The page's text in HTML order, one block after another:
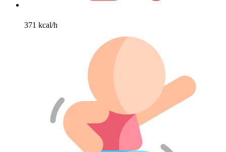
371 kcal/h